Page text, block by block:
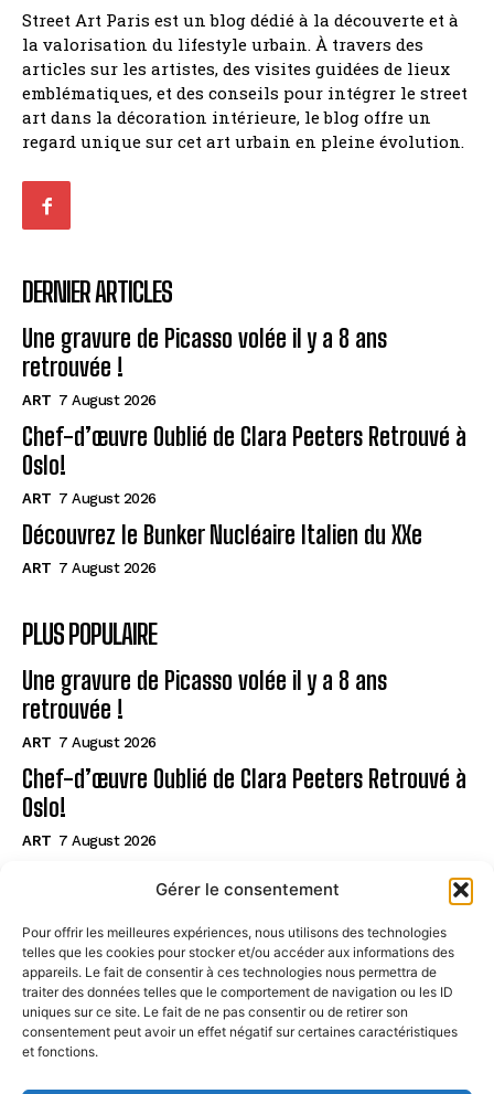
Gérer le consentement
Pour offrir les meilleures expériences, nous utilisons des technologies
telles que les cookies pour stocker et/ou accéder aux informations des
appareils. Le fait de consentir à ces technologies nous permettra de
traiter des données telles que le comportement de navigation ou les ID
uniques sur ce site. Le fait de ne pas consentir ou de retirer son
consentement peut avoir un effet négatif sur certaines caractéristiques
et fonctions.
Street Art Paris est un blog dédié à la découverte et à
la valorisation du lifestyle urbain. À travers des
articles sur les artistes, des visites guidées de lieux
emblématiques, et des conseils pour intégrer le street
art dans la décoration intérieure, le blog offre un
regard unique sur cet art urbain en pleine évolution.
DERNIER ARTICLES
Une gravure de Picasso volée il y a 8 ans
retrouvée !
ART 7 August 2026
Chef-d’œuvre Oublié de Clara Peeters Retrouvé à
Oslo!
ART 7 August 2026
Découvrez le Bunker Nucléaire Italien du XXe
ART 7 August 2026
PLUS POPULAIRE
Une gravure de Picasso volée il y a 8 ans
retrouvée !
ART 7 August 2026
Chef-d’œuvre Oublié de Clara Peeters Retrouvé à
Oslo!
ART 7 August 2026
Découvrez le Bunker Nucléaire Italien du XXe
Page
CONTACT
MENTIONS LÉGALES